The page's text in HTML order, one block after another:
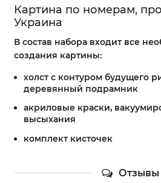
Картина по номерам,
Украина
В состав набора входит все
создания картины:
холст с контуром будущего
деревянный подрамник
акриловые краски,
высыхания
комплект кисточек
Отзывы